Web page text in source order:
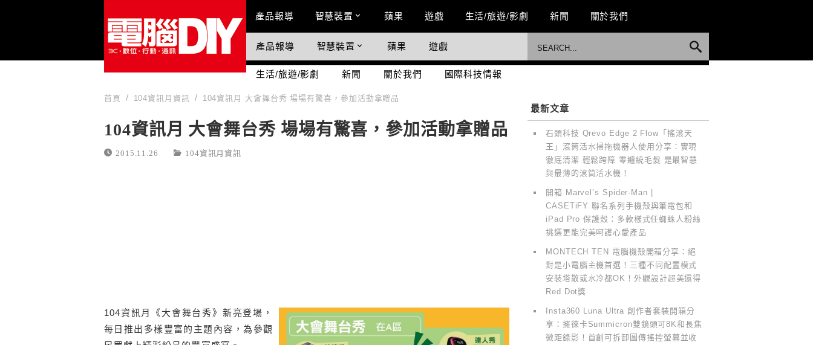
Main Menu
產品報導 智慧裝置 蘋果 遊戲 生活/旅遊/影劇 新聞 關於我們
國際科技情報
產品報導 智慧裝置 蘋果 遊戲
生活/旅遊/影劇 新聞 關於我們 國際科技情報
首頁 104資訊月資訊 104資訊月 大會舞台秀 場場有驚喜，參加活動拿贈品
104資訊月 大會舞台秀 場場有驚喜，參加活動拿贈品
2015.11.26 104資訊月資訊
104資訊月《大會舞台秀》新亮登場，
每日推出多樣豐富的主題內容，為參觀
最新文章
石頭科技 Qrevo Edge 2 Flow「搖滾天
王」滾筒活水掃拖機器人使用分享：實現
徹底清潔 輕鬆跨障 零纏繞毛髮 是最智慧
與最薄的滾筒活水機！
開箱 Marvel’s Spider-Man |
CASETiFY 聯名系列手機殼與筆電包和
iPad Pro 保護殼：多款樣式任蜘蛛人粉絲
挑選更能完美呵護心愛產品
MONTECH TEN 電腦機殼開箱分享：絕
對是小電腦主機首選！三種不同配置模式
安裝塔散或水冷都OK！外觀設計超美還得
Red Dot獎
Insta360 Luna Ultra 創作者套裝開箱分
享：擁徠卡Summicron雙鏡頭可8K和長焦
微距錄影！首創可拆卸圖傳搖控螢幕並收